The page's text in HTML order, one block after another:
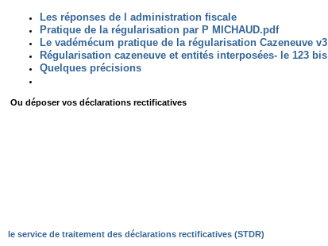
Les réponses de l administration fiscale
Pratique de la régularisation par P MICHAUD.pdf
Le vadémécum pratique de la régularisation Cazeneuve v3
Régularisation cazeneuve et entités interposées- le 123 bis
Quelques précisions
Ou déposer vos déclarations rectificatives
le service de traitement des déclarations rectificatives (STDR)